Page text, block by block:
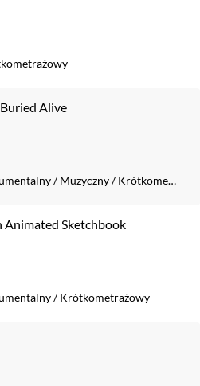
Alive
/Muzyczny/Krótkometrażowy
Animated Sketchbook
/Krótkometrażowy